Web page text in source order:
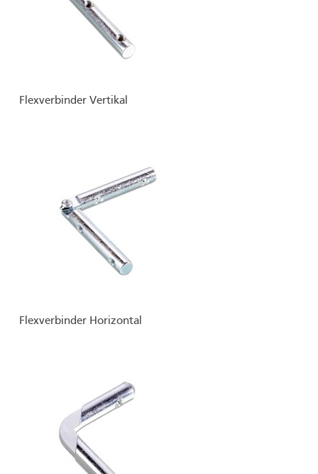
Flexverbinder Vertikal
Flexverbinder Horizontal